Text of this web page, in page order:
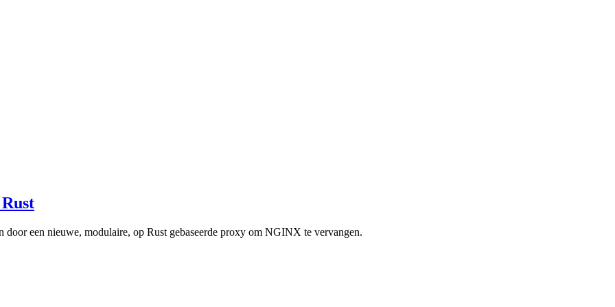
een nieuwe, modulaire, op Rust gebaseerde proxy om NGINX te vervangen.